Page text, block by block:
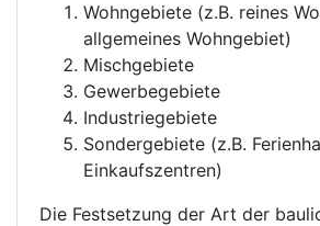
Wohngebiete (z.B. reines
allgemeines Wohngebiet)
Mischgebiete
Gewerbegebiete
Industriegebiete
Sondergebiete (z.B.
Einkaufszentren)
Die Festsetzung der Art der